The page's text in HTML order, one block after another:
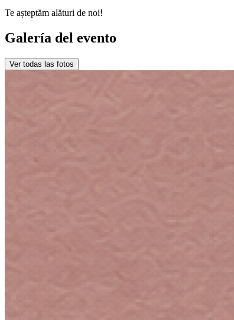
Te așteptăm alături de noi!
Galería del evento
Ver todas las fotos